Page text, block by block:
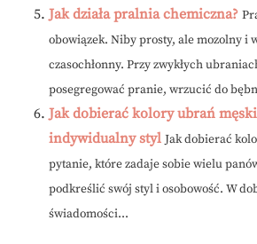
Jak działa pralnia chemiczna?
obowiązek. Niby prosty, ale mozolny i
czasochłonny. Przy zwykłych
posegregować pranie, wrzucić do
Jak dobierać kolory ubrań
indywidualny styl Jak dobierać
pytanie, które zadaje sobie wielu
podkreślić swój styl i osobowość. W
świadomości...